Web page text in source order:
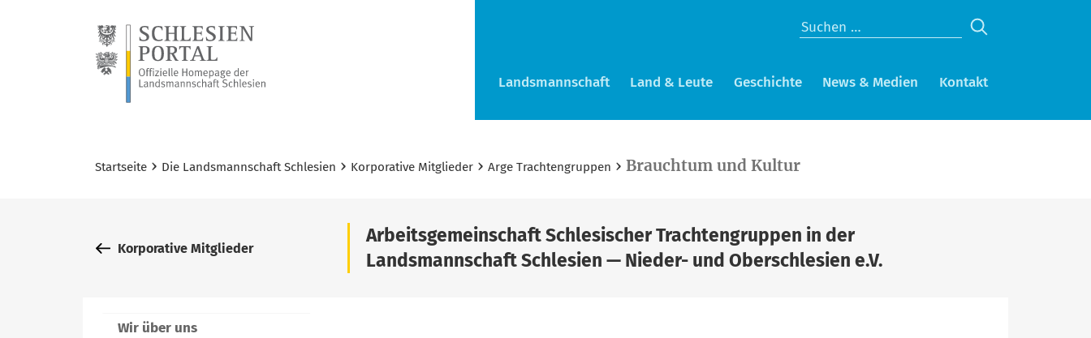
Landsmannschaft Land & Leute Geschichte News & Medien Kontakt
Startseite › Die Landsmannschaft Schlesien › Korporative Mitglieder › Arge Trachtengruppen › Brauchtum und Kultur
Korporative Mitglieder
Arbeitsgemeinschaft Schlesischer Trachtengruppen in der
Landsmannschaft Schlesien — Nieder- und Oberschlesien e.V.
Wir über uns